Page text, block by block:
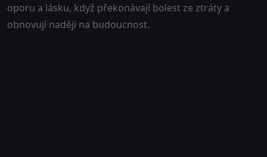
oporu a lásku, když překonávají bolest ze ztráty a
obnovují naději na budoucnost.